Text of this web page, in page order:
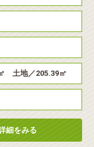
土地／205.39㎡
細をみる